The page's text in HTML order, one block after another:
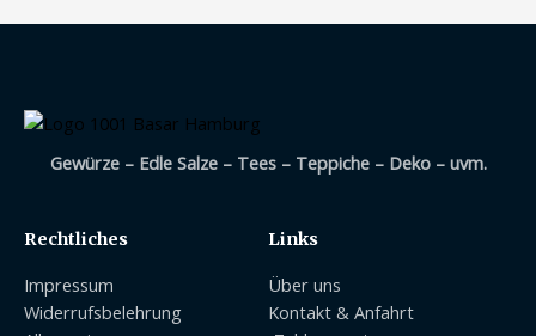
Gewürze – Edle Salze – Tees – Teppiche – Deko – uvm.
Rechtliches
Impressum
Widerrufsbelehrung
Links
Über uns
Kontakt & Anfahrt